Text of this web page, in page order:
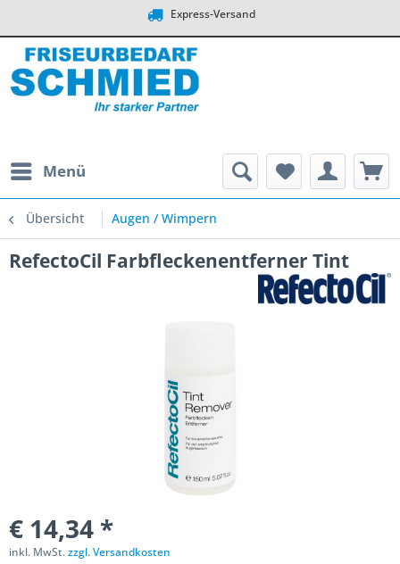
Express-Versand
Menü
Übersicht Augen / Wimpern
RefectoCil Farbfleckenentferner Tint
€ 14,34 *
inkl. MwSt.zzgl. Versandkosten